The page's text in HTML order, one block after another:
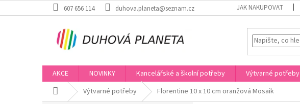
na
607 656 114 duhova.planeta@seznam.cz JAK NAKUPOVAT
AKCE NOVINKY Kancelářské a školní potřeby Výtvarné potřeby
Domů Výtvarné potřeby Florentine 10 x 10 cm oranžová Mosaik